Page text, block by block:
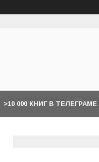
>10 000 КНИГ В ТЕЛЕГРАМЕ